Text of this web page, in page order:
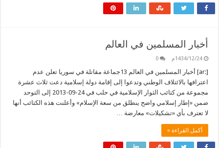
أخبار المسلمين في العالم
1434/12/24م 0
[:ar] أخبار المسلمين في العالم 13جماعة مقاتلة في سوريا تعلن عدم
اعترافها بالائتلاف الوطني وتدعوا إلى إقامة دولة إسلامية دعت ثلاث عشرة
مجموعة من كتائب الثوار الإسلامية في حلب في 24-09-2013 إلى التوحد
ضمن «إطار إسلامي واضح ينطلق من سعة الإسلام» وأعلنت هذه الكتائب أنها
لا تعترف بأي «تشكيلات» معارضة …
أكمل القراءة »